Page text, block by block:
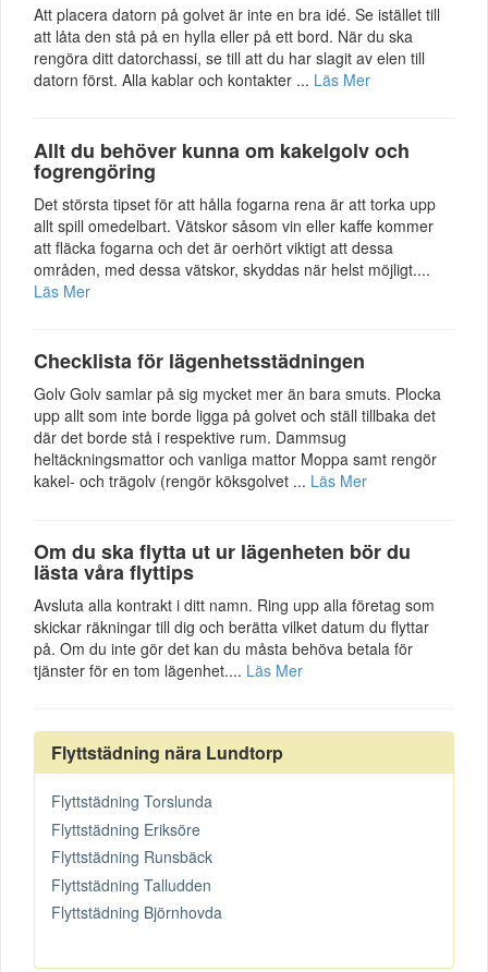
Att placera datorn på golvet är inte en bra idé. Se istället till
att låta den stå på en hylla eller på ett bord. När du ska
rengöra ditt datorchassi, se till att du har slagit av elen till
datorn först. Alla kablar och kontakter ... Läs Mer
Allt du behöver kunna om kakelgolv och
fogrengöring
Det största tipset för att hålla fogarna rena är att torka upp
allt spill omedelbart. Vätskor såsom vin eller kaffe kommer
att fläcka fogarna och det är oerhört viktigt att dessa
områden, med dessa vätskor, skyddas när helst möjligt....
Läs Mer
Checklista för lägenhetsstädningen
Golv Golv samlar på sig mycket mer än bara smuts. Plocka
upp allt som inte borde ligga på golvet och ställ tillbaka det
där det borde stå i respektive rum. Dammsug
heltäckningsmattor och vanliga mattor Moppa samt rengör
kakel- och trägolv (rengör köksgolvet ... Läs Mer
Om du ska flytta ut ur lägenheten bör du
lästa våra flyttips
Avsluta alla kontrakt i ditt namn. Ring upp alla företag som
skickar räkningar till dig och berätta vilket datum du flyttar
på. Om du inte gör det kan du måsta behöva betala för
tjänster för en tom lägenhet.... Läs Mer
Flyttstädning nära Lundtorp
Flyttstädning Torslunda
Flyttstädning Eriksöre
Flyttstädning Runsbäck
Flyttstädning Talludden
Flyttstädning Björnhovda